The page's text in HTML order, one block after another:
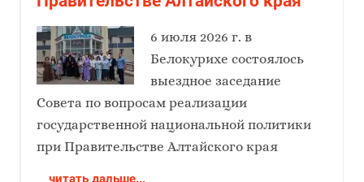
6 июля 2026 г. в
Белокурихе состоялось
выездное заседание
Совета по вопросам реализации
государственной национальной политики
при Правительстве Алтайского края